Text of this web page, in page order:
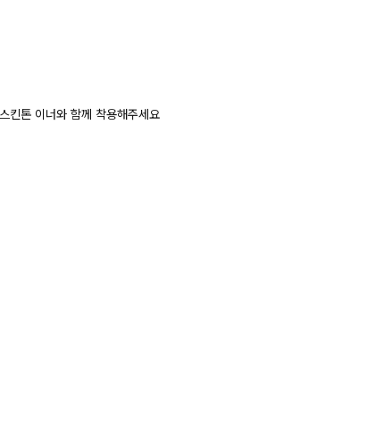
킨톤 이너와 함께 착용해주세요